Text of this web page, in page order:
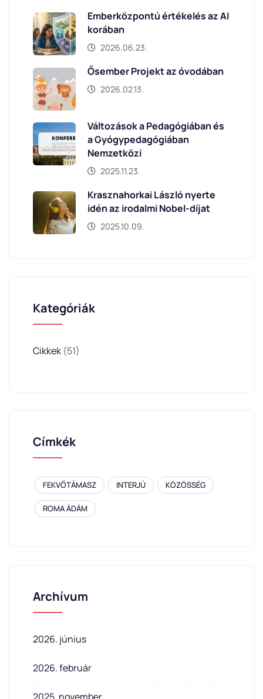
Emberközpontú értékelés az AI
korában
2026.06.23.
Ősember Projekt az óvodában
2026.02.13.
Változások a Pedagógiában és
a Gyógypedagógiában
Nemzetközi
2025.11.23.
Krasznahorkai László nyerte
idén az irodalmi Nobel-díjat
2025.10.09.
Kategóriák
Cikkek (51)
Címkék
FEKVŐTÁMASZ INTERJÚ KÖZÖSSÉG
ROMA ÁDÁM
Archívum
2026. június
2026. február
2025. november